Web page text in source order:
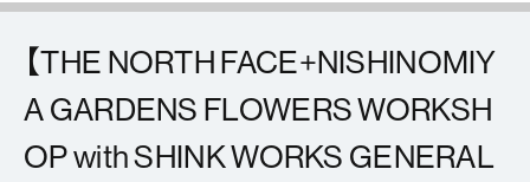
【THE NORTH FACE+NISHINOMIY
A GARDENS FLOWERS WORKSH
OP with SHINK WORKS GENERAL